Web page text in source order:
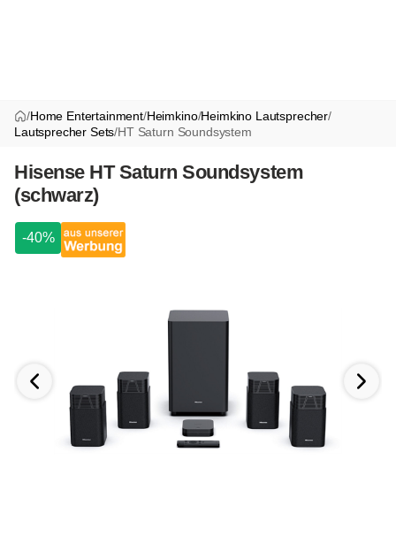
/Home Entertainment/Heimkino/Heimkino Lautsprecher/
Lautsprecher Sets/HT Saturn Soundsystem
Hisense HT Saturn Soundsystem
(schwarz)
-40%